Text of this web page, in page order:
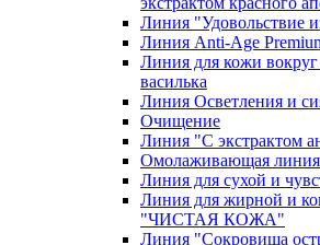
Линия "Удовольствие
Линия Anti-Age
Линия для кожи вокруг
василька
Линия Осветления и
Очищение
Линия "С экстрактом
Омолаживающая линия
Линия для сухой и
Линия для жирной и
"ЧИСТАЯ КОЖА"
Линия "Сокровища